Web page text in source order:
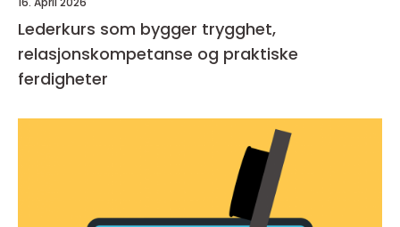
Lederkurs som bygger trygghet,
relasjonskompetanse og praktiske
ferdigheter